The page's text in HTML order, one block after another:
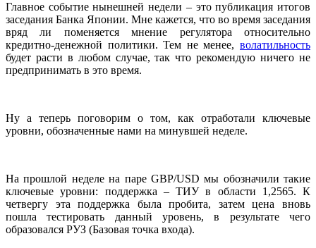
Главное событие нынешней недели – это публикация итогов
заседания Банка Японии. Мне кажется, что во время заседания
вряд ли поменяется мнение регулятора относительно
кредитно-денежной политики. Тем не менее, волатильность
будет расти в любом случае, так что рекомендую ничего не
предпринимать в это время.
Ну а теперь поговорим о том, как отработали ключевые
уровни, обозначенные нами на минувшей неделе.
На прошлой неделе на паре GBP/USD мы обозначили такие
ключевые уровни: поддержка – ТИУ в области 1,2565. К
четвергу эта поддержка была пробита, затем цена вновь
пошла тестировать данный уровень, в результате чего
образовался РУЗ (Базовая точка входа).